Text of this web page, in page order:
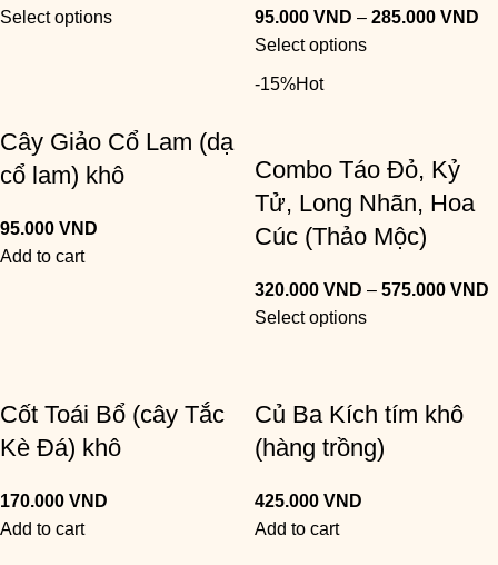
Select options
95.000 VND – 285.000 VND
Select options
Cây Giảo Cổ Lam (dạ
cổ lam) khô
95.000VND
Add to cart
-15%Hot
Combo Táo Đỏ, Kỷ
Tử, Long Nhãn, Hoa
Cúc (Thảo Mộc)
320.000 VND – 575.000 VND
Select options
Cốt Toái Bổ (cây Tắc
Kè Đá) khô
170.000VND
Add to cart
Củ Ba Kích tím khô
(hàng trồng)
425.000 VND
Add to cart